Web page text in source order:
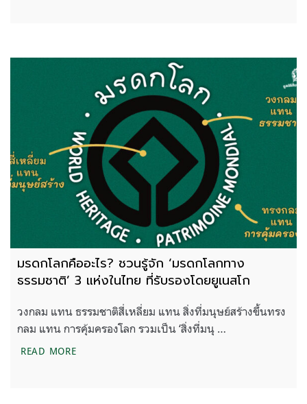
มรดกโลกคืออะไร? ชวนรู้จัก ‘มรดกโลกทาง
ธรรมชาติ’ 3 แห่งในไทย ที่รับรองโดยยูเนสโก
วงกลม แทน ธรรมชาติสี่เหลี่ยม แทน สิ่งที่มนุษย์สร้างขึ้นทรง
กลม แทน การคุ้มครองโลก รวมเป็น ‘สิ่งที่มนุ …
READ MOREมรดกโลกคืออะไร? ชวนรู้จัก ‘มรดกโลกทางธรรมชาติ